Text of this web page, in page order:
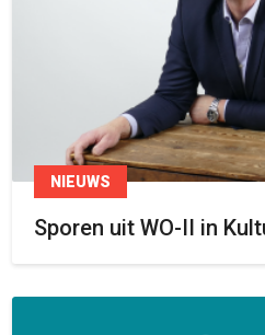
NIEUWS
Sporen uit WO-II in